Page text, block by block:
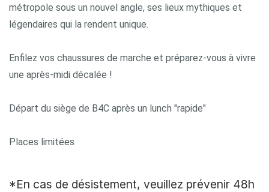
métropole sous un nouvel angle, ses lieux mythiques et
légendaires qui la rendent unique.
Enfilez vos chaussures de marche et préparez-vous à vivre
une après-midi décalée !
Départ du siège de B4C après un lunch "rapide"
Places limitées
*En cas de désistement, veuillez prévenir 48h